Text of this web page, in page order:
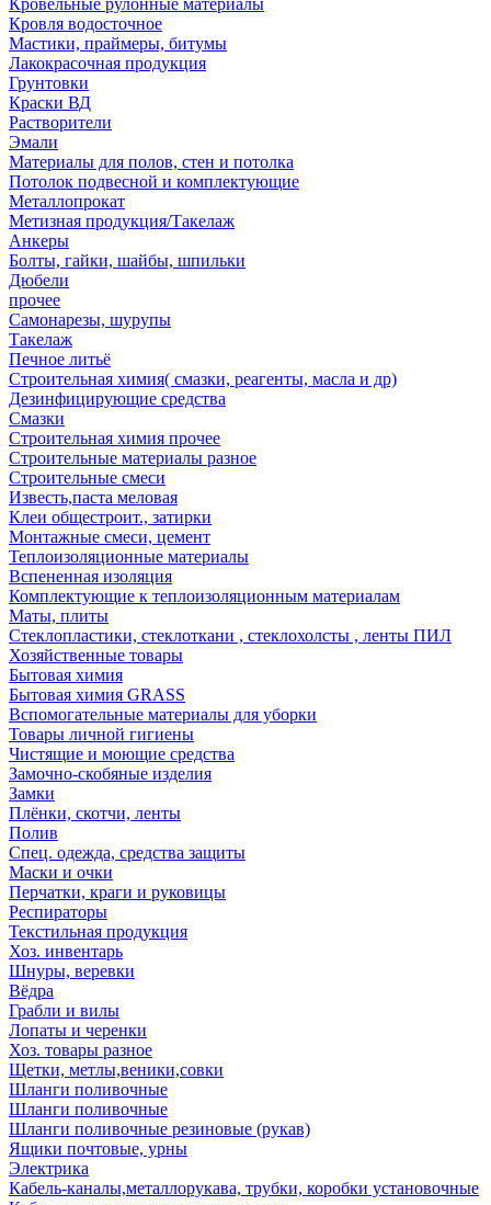
Кровельные рулонные материалы
Кровля водосточное
Мастики, праймеры, битумы
Лакокрасочная продукция
Грунтовки
Краски ВД
Растворители
Эмали
Материалы для полов, стен и потолка
Потолок подвесной и комплектующие
Металлопрокат
Метизная продукция/Такелаж
Анкеры
Болты, гайки, шайбы, шпильки
Дюбели
прочее
Самонарезы, шурупы
Такелаж
Печное литьё
Строительная химия( смазки, реагенты, масла и др)
Дезинфицирующие средства
Смазки
Строительная химия прочее
Строительные материалы разное
Строительные смеси
Известь,паста меловая
Клеи общестроит., затирки
Монтажные смеси, цемент
Теплоизоляционные материалы
Вспененная изоляция
Комплектующие к теплоизоляционным материалам
Маты, плиты
Стеклопластики, стеклоткани , стеклохолсты , ленты ПИЛ
Хозяйственные товары
Бытовая химия
Бытовая химия GRASS
Вспомогательные материалы для уборки
Товары личной гигиены
Чистящие и моющие средства
Замочно-скобяные изделия
Замки
Плёнки, скотчи, ленты
Полив
Спец. одежда, средства защиты
Маски и очки
Перчатки, краги и руковицы
Респираторы
Текстильная продукция
Хоз. инвентарь
Шнуры, веревки
Вёдра
Грабли и вилы
Лопаты и черенки
Хоз. товары разное
Щетки, метлы,веники,совки
Шланги поливочные
Шланги поливочные
Шланги поливочные резиновые (рукав)
Ящики почтовые, урны
Электрика
Кабель-каналы,металлорукава, трубки, коробки установочные